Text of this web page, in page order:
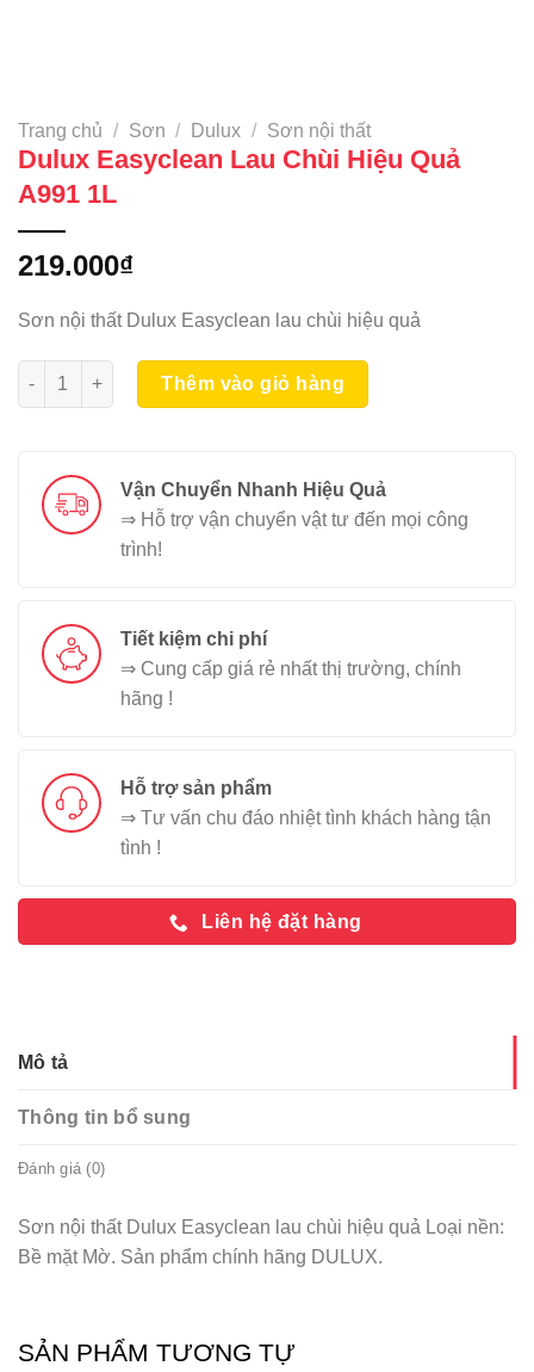
Trang chủ / Sơn / Dulux / Sơn nội thất
Dulux Easyclean Lau Chùi Hiệu Quả
A991 1L
219.000₫
Sơn nội thất Dulux Easyclean lau chùi hiệu quả
Dulux Easyclean Lau Chùi Hiệu Quả A991 1L số lượng
Thêm vào giỏ hàng
Vận Chuyển Nhanh Hiệu Quả
⇒ Hỗ trợ vận chuyển vật tư đến mọi công
trình!
Tiết kiệm chi phí
⇒ Cung cấp giá rẻ nhất thị trường, chính
hãng !
Hỗ trợ sản phẩm
⇒ Tư vấn chu đáo nhiệt tình khách hàng tận
tình !
Liên hệ đặt hàng
Mô tả
Thông tin bổ sung
Đánh giá (0)
Sơn nội thất Dulux Easyclean lau chùi hiệu quả Loại nền:
Bề mặt Mờ. Sản phẩm chính hãng DULUX.
SẢN PHẨM TƯƠNG TỰ